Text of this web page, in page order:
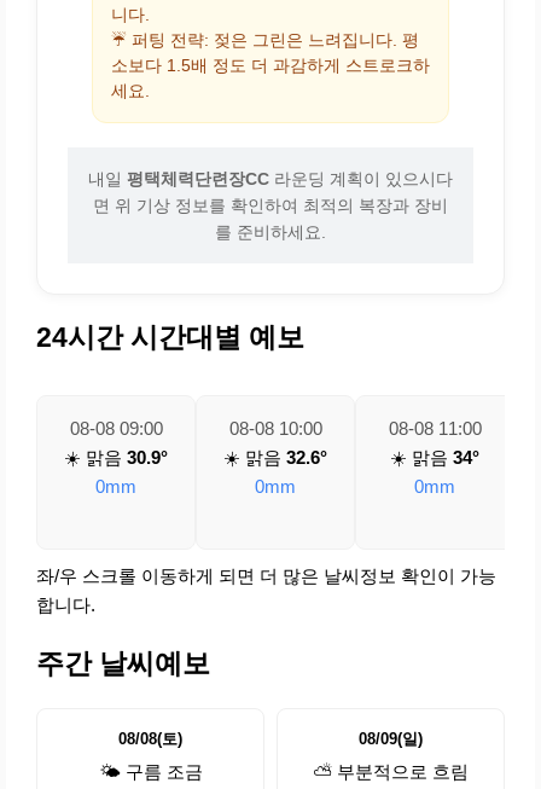
니다.
☔ 퍼팅 전략: 젖은 그린은 느려집니다. 평
소보다 1.5배 정도 더 과감하게 스트로크하
세요.
내일 평택체력단련장CC 라운딩 계획이 있으시다
면 위 기상 정보를 확인하여 최적의 복장과 장비
를 준비하세요.
24시간 시간대별 예보
08-08 09:00
☀️ 맑음 30.9°
0mm
08-08 10:00
☀️ 맑음 32.6°
0mm
08-08 11:00
☀️ 맑음 34°
0mm
좌/우 스크롤 이동하게 되면 더 많은 날씨정보 확인이 가능
합니다.
주간 날씨예보
08/08(토)
🌤️ 구름 조금
08/09(일)
⛅ 부분적으로 흐림